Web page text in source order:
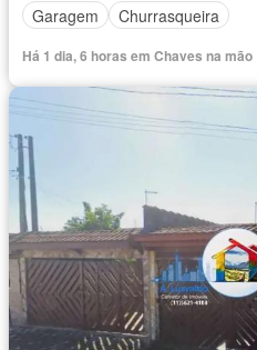
Garagem
Churrasqueira
Há 1 dia, 6 horas em Chaves na mão